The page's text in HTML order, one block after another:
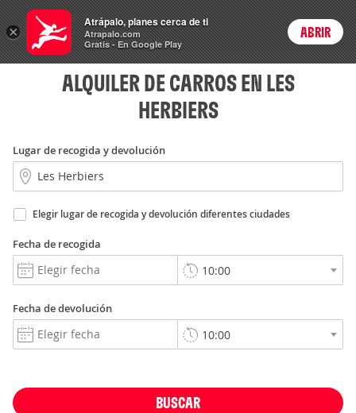
Rent
a Car Login
ALQUILER DE CARROS EN LES
HERBIERS
Lugar de recogida y devolución
Elegir lugar de recogida y devolución diferentes ciudades
Fecha de recogida
Fecha de devolución
BUSCAR
×
Atrápalo, planes cerca de ti
Atrapalo.com
Gratis - En Google Play
ABRIR